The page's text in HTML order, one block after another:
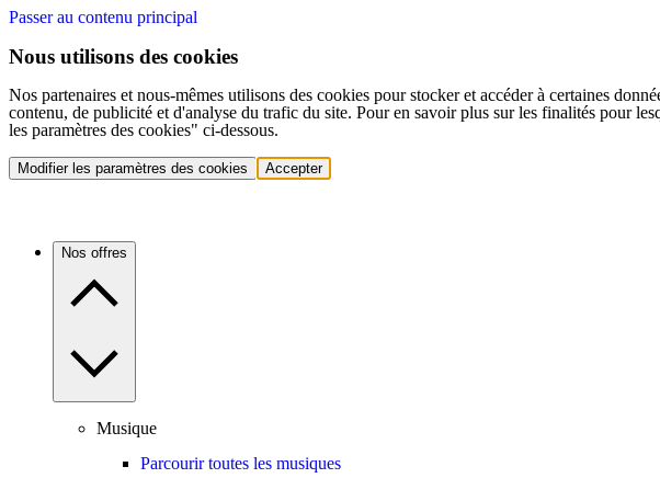
Passer au contenu principal
Nous utilisons des cookies
Nos partenaires et nous-mêmes utilisons des cookies pour stocker et accéder à certaines
contenu, de publicité et d'analyse du trafic du site. Pour en savoir plus sur les finalités pour
les paramètres des cookies" ci-dessous.
Modifier les paramètres des cookies Accepter
Nos offres
Musique
Parcourir toutes les musiques